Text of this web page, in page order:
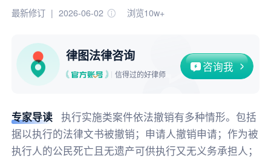
最新修订 | 2026-06-02 浏览10w+
律图法律咨询
信得过的好律师
咨询我
专家导读
执行实施类案件依法撤销有多种情形。包括
据以执行的法律文书被撤销；申请人撤销申请；作为被
执行人的公民死亡且无遗产可供执行又无义务承担人；